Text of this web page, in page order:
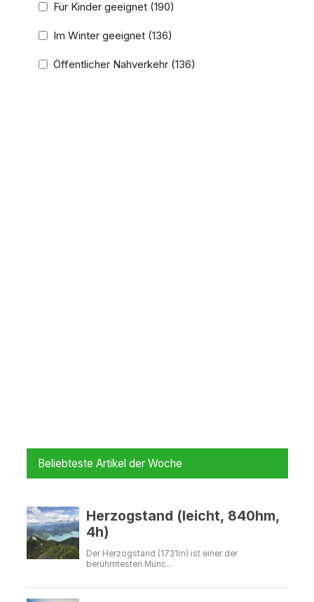
Für Kinder geeignet (190)
Im Winter geeignet (136)
Öffentlicher Nahverkehr (136)
Beliebteste Artikel der Woche